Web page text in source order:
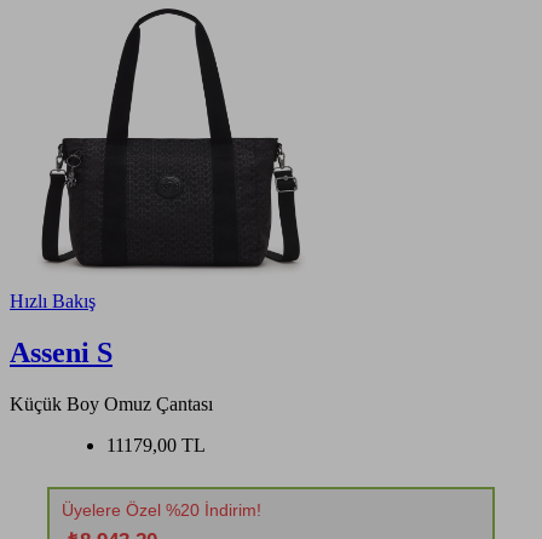
Hızlı Bakış
Asseni S
Küçük Boy Omuz Çantası
11179,00 TL
Üyelere Özel %20 İndirim!